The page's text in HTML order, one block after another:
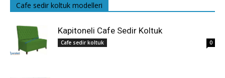
Cafe sedir koltuk modelleri
Kapitoneli Cafe Sedir Koltuk
Cafe sedir koltuk 0